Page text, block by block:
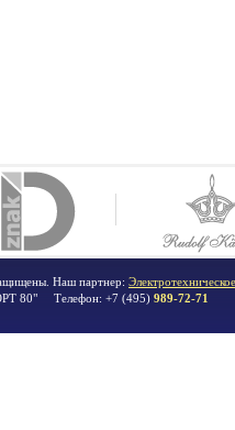
Наш партнер:
80" Телефон: +7 (495) 989-72-71